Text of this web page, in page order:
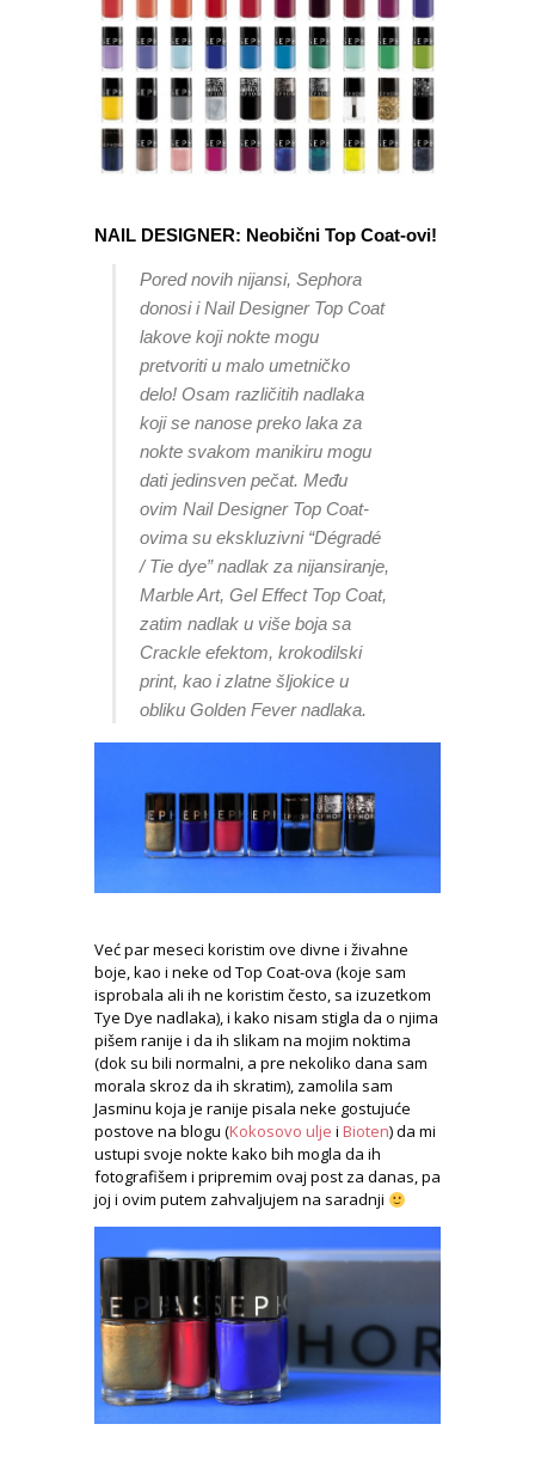
NAIL DESIGNER: Neobični Top Coat-ovi!
Pored novih nijansi, Sephora
donosi i Nail Designer Top Coat
lakove koji nokte mogu
pretvoriti u malo umetničko
delo! Osam različitih nadlaka
koji se nanose preko laka za
nokte svakom manikiru mogu
dati jedinsven pečat. Među
ovim Nail Designer Top Coat-
ovima su ekskluzivni “Dégradé
/ Tie dye” nadlak za nijansiranje,
Marble Art, Gel Effect Top Coat,
zatim nadlak u više boja sa
Crackle efektom, krokodilski
print, kao i zlatne šljokice u
obliku Golden Fever nadlaka.
Već par meseci koristim ove divne i živahne
boje, kao i neke od Top Coat-ova (koje sam
isprobala ali ih ne koristim često, sa izuzetkom
Tye Dye nadlaka), i kako nisam stigla da o njima
pišem ranije i da ih slikam na mojim noktima
(dok su bili normalni, a pre nekoliko dana sam
morala skroz da ih skratim), zamolila sam
Jasminu koja je ranije pisala neke gostujuće
postove na blogu (Kokosovo ulje i Bioten) da mi
ustupi svoje nokte kako bih mogla da ih
fotografišem i pripremim ovaj post za danas, pa
joj i ovim putem zahvaljujem na saradnji